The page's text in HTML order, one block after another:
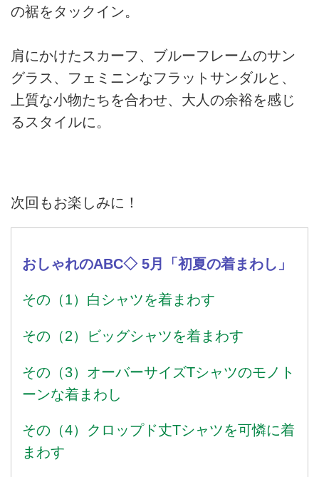
の裾をタックイン。
肩にかけたスカーフ、ブルーフレームのサン
グラス、フェミニンなフラットサンダルと、
上質な小物たちを合わせ、大人の余裕を感じ
るスタイルに。
次回もお楽しみに！
おしゃれのABC◇ 5月「初夏の着まわし」
その（1）白シャツを着まわす
その（2）ビッグシャツを着まわす
その（3）オーバーサイズTシャツのモノト
ーンな着まわし
その（4）クロップド丈Tシャツを可憐に着
まわす